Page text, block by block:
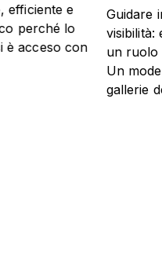
efficiente e
perché lo
è acceso con
Guidare
visibilità:
un ruolo
Un
gallerie